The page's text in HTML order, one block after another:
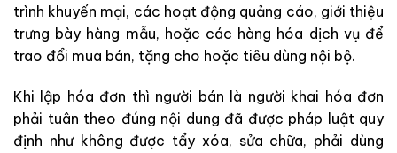
trình khuyến mại, các hoạt động quảng cáo, giới thiệu
trưng bày hàng mẫu, hoặc các hàng hóa dịch vụ để
trao đổi mua bán, tặng cho hoặc tiêu dùng nội bộ.
Khi lập hóa đơn thì người bán là người khai hóa đơn
phải tuân theo đúng nội dung đã được pháp luật quy
định như không được tẩy xóa, sửa chữa, phải dùng